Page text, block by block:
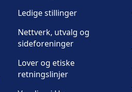
Ledige stillinger
Nettverk, utvalg og
sideforeninger
Lover og etiske
retningslinjer